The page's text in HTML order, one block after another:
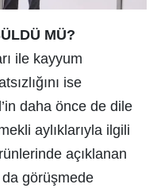
MÜ?
ile kayyum
ise
daha önce de dile
aylıklarıyla ilgili
açıklanan
da görüşmede